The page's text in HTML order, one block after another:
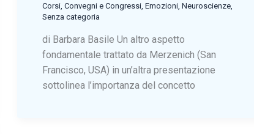
Corsi, Convegni e Congressi, Emozioni, Neuroscienze,
Senza categoria
di Barbara Basile Un altro aspetto
fondamentale trattato da Merzenich (San
Francisco, USA) in un’altra presentazione
sottolinea l’importanza del concetto